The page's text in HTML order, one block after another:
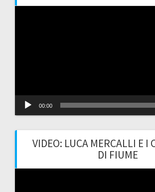
00:00
VIDEO: LUCA MERCALLI E I
DI FIUME